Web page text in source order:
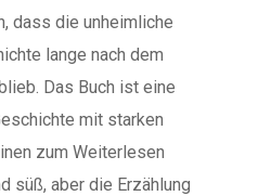
dass die unheimliche
lange nach dem
Das Buch ist eine
mit starken
zum Weiterlesen
süß, aber die Erzählung